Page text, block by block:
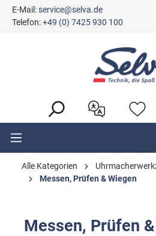
springen
E-Mail:service@selva.de
Telefon:+49 (0) 7425 930 100
Alle Kategorien
Messen, Prüfen & Wiegen
Messen, Prüfen